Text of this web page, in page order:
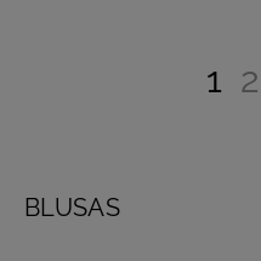
1 2
BLUSAS